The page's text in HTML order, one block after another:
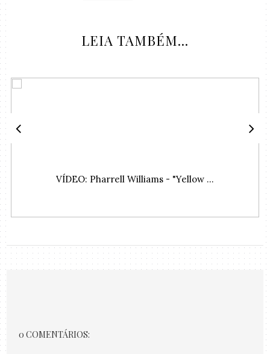
LEIA TAMBÉM...
VÍDEO: Pharrell Williams - "Yellow ...
0 COMENTÁRIOS: